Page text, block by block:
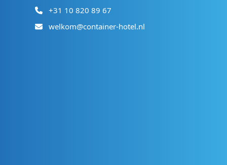
+31 10 820 89 67
welkom@container-hotel.nl